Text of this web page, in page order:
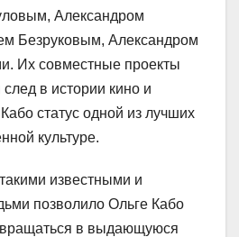
Александром
Безруковым, Александром
Их совместные проекты
след в истории кино и
статус одной из лучших
культуре.
известными и
позволило Ольге Кабо
в выдающуюся